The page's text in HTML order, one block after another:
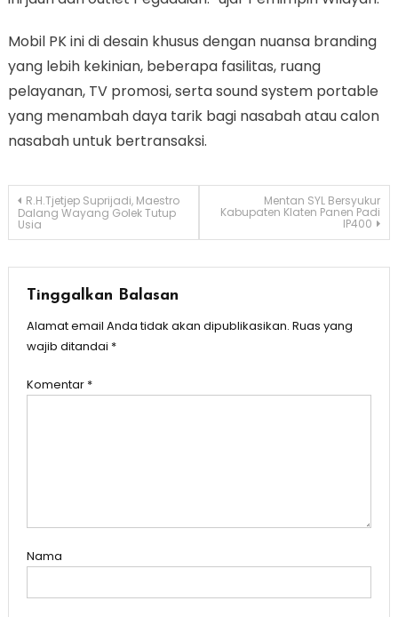
Mobil PK ini di desain khusus dengan nuansa branding
yang lebih kekinian, beberapa fasilitas, ruang
pelayanan, TV promosi, serta sound system portable
yang menambah daya tarik bagi nasabah atau calon
nasabah untuk bertransaksi.
Navigasi
pos
R.H.Tjetjep Suprijadi, Maestro
Dalang Wayang Golek Tutup
Usia
Mentan SYL Bersyukur
Kabupaten Klaten Panen Padi
IP400
Tinggalkan Balasan
Alamat email Anda tidak akan dipublikasikan. Ruas yang
wajib ditandai *
Komentar *
Nama